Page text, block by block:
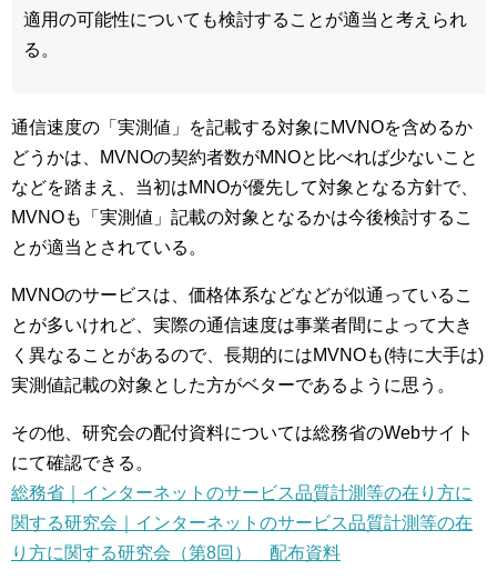
適用の可能性についても検討することが適当と考えられ
る。
通信速度の「実測値」を記載する対象にMVNOを含めるか
どうかは、MVNOの契約者数がMNOと比べれば少ないこと
などを踏まえ、当初はMNOが優先して対象となる方針で、
MVNOも「実測値」記載の対象となるかは今後検討するこ
とが適当とされている。
MVNOのサービスは、価格体系などなどが似通っているこ
とが多いけれど、実際の通信速度は事業者間によって大き
く異なることがあるので、長期的にはMVNOも(特に大手は)
実測値記載の対象とした方がベターであるように思う。
その他、研究会の配付資料については総務省のWebサイト
にて確認できる。
総務省｜インターネットのサービス品質計測等の在り方に
関する研究会｜インターネットのサービス品質計測等の在
り方に関する研究会（第8回） 配布資料